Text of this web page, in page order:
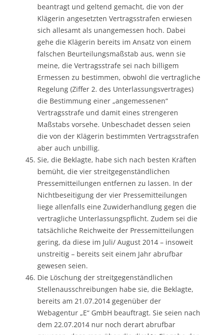
beantragt und geltend gemacht, die von der
Klägerin angesetzten Vertragsstrafen erwiesen
sich allesamt als unangemessen hoch. Dabei
gehe die Klägerin bereits im Ansatz von einem
falschen Beurteilungsmaßstab aus, wenn sie
meine, die Vertragsstrafe sei nach billigem
Ermessen zu bestimmen, obwohl die vertragliche
Regelung (Ziffer 2. des Unterlassungsvertrages)
die Bestimmung einer „angemessenen“
Vertragsstrafe und damit eines strengeren
Maßstabs vorsehe. Unbeschadet dessen seien
die von der Klägerin bestimmten Vertragsstrafen
aber auch unbillig.
Sie, die Beklagte, habe sich nach besten Kräften
bemüht, die vier streitgegenständlichen
Pressemitteilungen entfernen zu lassen. In der
Nichtbeseitigung der vier Pressemitteilungen
liege allenfalls eine Zuwiderhandlung gegen die
vertragliche Unterlassungspflicht. Zudem sei die
tatsächliche Reichweite der Pressemitteilungen
gering, da diese im Juli/ August 2014 – insoweit
unstreitig – bereits seit einem Jahr abrufbar
gewesen seien.
Die Löschung der streitgegenständlichen
Stellenausschreibungen habe sie, die Beklagte,
bereits am 21.07.2014 gegenüber der
Webagentur „E“ GmbH beauftragt. Sie seien nach
dem 22.07.2014 nur noch derart abrufbar